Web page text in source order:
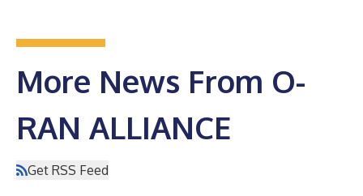
More News From O-
RAN ALLIANCE
Get RSS Feed